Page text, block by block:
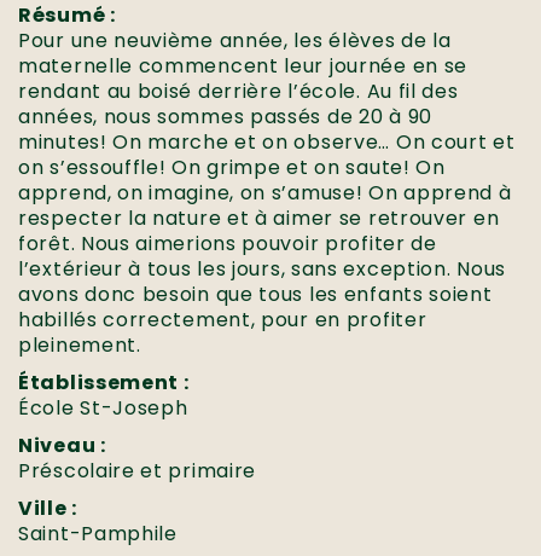
Résumé :
Pour une neuvième année, les élèves de la
maternelle commencent leur journée en se
rendant au boisé derrière l’école. Au fil des
années, nous sommes passés de 20 à 90
minutes! On marche et on observe… On court et
on s’essouffle! On grimpe et on saute! On
apprend, on imagine, on s’amuse! On apprend à
respecter la nature et à aimer se retrouver en
forêt. Nous aimerions pouvoir profiter de
l’extérieur à tous les jours, sans exception. Nous
avons donc besoin que tous les enfants soient
habillés correctement, pour en profiter
pleinement.
Établissement :
École St-Joseph
Niveau :
Préscolaire et primaire
Ville :
Saint-Pamphile